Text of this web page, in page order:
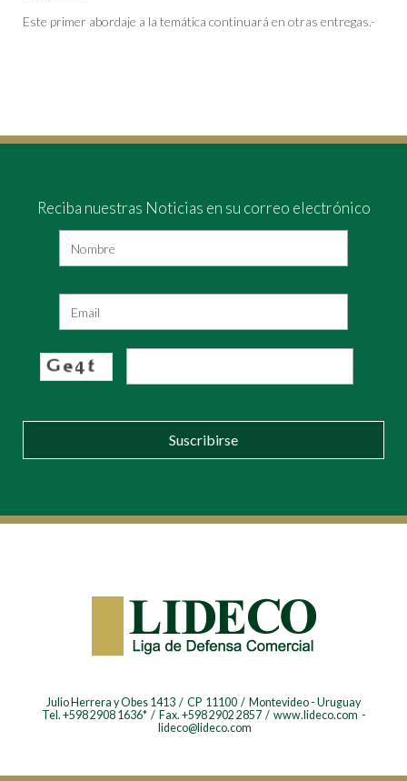
Este primer abordaje a la temática continuará en otras entregas.-
Reciba nuestras Noticias en su correo electrónico
Suscribirse
Julio Herrera y Obes 1413 / CP 11100 / Montevideo - Uruguay
Tel. +598 2908 1636* / Fax. +598 2902 2857 / www.lideco.com -
lideco@lideco.com